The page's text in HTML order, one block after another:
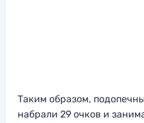
Таким образом,
набрали 29 очков и